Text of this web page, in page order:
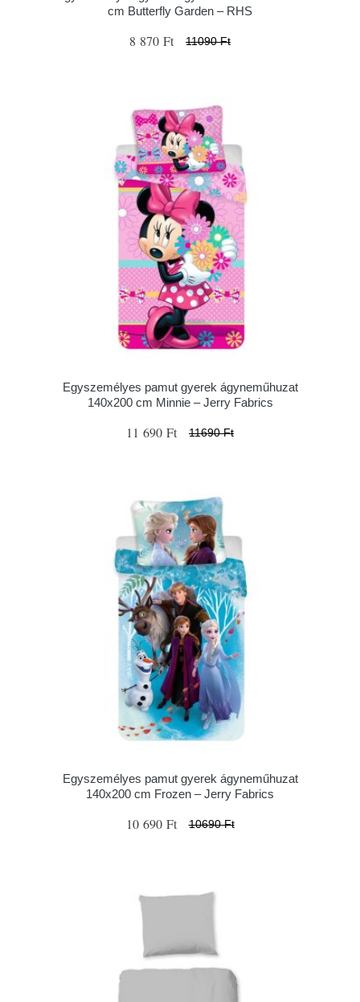
cm Butterfly Garden – RHS
8 870 Ft 11090 Ft
Egyszemélyes pamut gyerek ágyneműhuzat
140x200 cm Minnie – Jerry Fabrics
11 690 Ft 11690 Ft
Egyszemélyes pamut gyerek ágyneműhuzat
140x200 cm Frozen – Jerry Fabrics
10 690 Ft 10690 Ft